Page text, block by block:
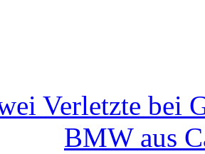
Verletzte bei
BMW aus